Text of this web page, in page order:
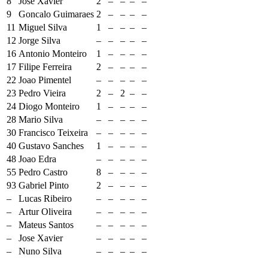
9
Goncalo Guimaraes 2 – – –
–
11 Miguel Silva 1 – – –
–
12 Jorge Silva – – – –
–
16 Antonio Monteiro 1 – – –
–
17 Filipe Ferreira 2 – – –
–
22 Joao Pimentel – – – –
–
23 Pedro Vieira 2 – 2 –
–
24 Diogo Monteiro 1 – – –
–
28 Mario Silva – – – –
–
30 Francisco Teixeira – – – –
–
40 Gustavo Sanches 1 – – –
–
48 Joao Edra – – – –
–
55 Pedro Castro 8 – – –
–
93 Gabriel Pinto 2 – – –
–
–
Lucas Ribeiro – – – –
–
–
Artur Oliveira – – – –
–
–
Mateus Santos – – – –
–
–
Jose Xavier – – – –
–
–
Nuno Silva – – – –
–